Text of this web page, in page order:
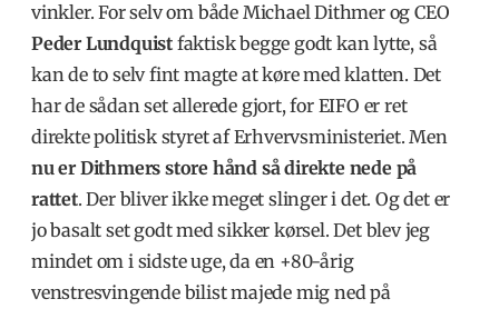
vinkler. For selv om både Michael Dithmer og CEO
Peder Lundquist faktisk begge godt kan lytte, så
kan de to selv fint magte at køre med klatten. Det
har de sådan set allerede gjort, for EIFO er ret
direkte politisk styret af Erhvervsministeriet. Men
nu er Dithmers store hånd så direkte nede på
rattet. Der bliver ikke meget slinger i det. Og det er
jo basalt set godt med sikker kørsel. Det blev jeg
mindet om i sidste uge, da en +80-årig
venstresvingende bilist majede mig ned på